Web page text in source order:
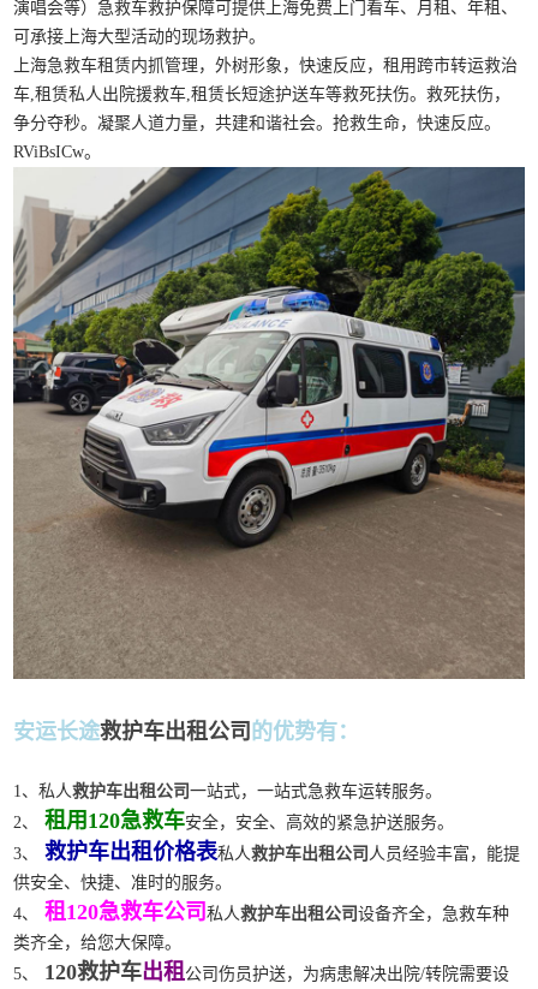
演唱会等）急救车救护保障可提供上海免费上门看车、月租、年租、
可承接上海大型活动的现场救护。
上海急救车租赁内抓管理，外树形象，快速反应，租用跨市转运救治
车,租赁私人出院援救车,租赁长短途护送车等救死扶伤。救死扶伤，
争分夺秒。凝聚人道力量，共建和谐社会。抢救生命，快速反应。
RViBsICw。
安运长途救护车出租公司 的优势有：
1、私人救护车出租公司一站式，一站式急救车运转服务。
2、
租用120急救车安全，安全、高效的紧急护送服务。
3、
救护车出租价格表私人救护车出租公司 人员经验丰富，能提
供安全、快捷、准时的服务。
4、
租120急救车公司私人救护车出租公司设备齐全，急救车种
类齐全，给您大保障。
5、
120救护车出租 公司伤员护送，为病患解决出院/转院需要设